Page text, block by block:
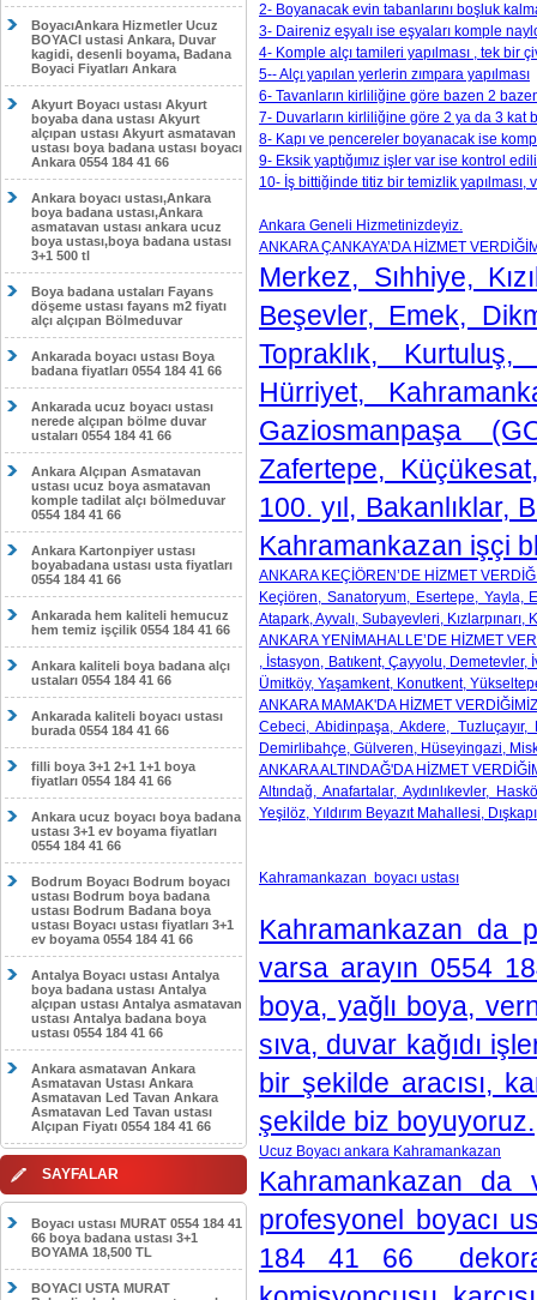
BoyacıAnkara Hizmetler Ucuz
BOYACI ustasi Ankara, Duvar
kagidi, desenli boyama, Badana
Boyaci Fiyatları Ankara
Akyurt Boyacı ustası Akyurt
boyaba dana ustası Akyurt
alçıpan ustası Akyurt asmatavan
ustası boya badana ustası boyacı
Ankara 0554 184 41 66
Ankara boyacı ustası,Ankara
boya badana ustası,Ankara
asmatavan ustası ankara ucuz
boya ustası,boya badana ustası
3+1 500 tl
Boya badana ustaları Fayans
döşeme ustası fayans m2 fiyatı
alçı alçıpan Bölmeduvar
Ankarada boyacı ustası Boya
badana fiyatları 0554 184 41 66
Ankarada ucuz boyacı ustası
nerede alçıpan bölme duvar
ustaları 0554 184 41 66
Ankara Alçıpan Asmatavan
ustası ucuz boya asmatavan
komple tadilat alçı bölmeduvar
0554 184 41 66
Ankara Kartonpiyer ustası
boyabadana ustası usta fiyatları
0554 184 41 66
Ankarada hem kaliteli hemucuz
hem temiz işçilik 0554 184 41 66
Ankara kaliteli boya badana alçı
ustaları 0554 184 41 66
Ankarada kaliteli boyacı ustası
burada 0554 184 41 66
filli boya 3+1 2+1 1+1 boya
fiyatları 0554 184 41 66
Ankara ucuz boyacı boya badana
ustası 3+1 ev boyama fiyatları
0554 184 41 66
Bodrum Boyacı Bodrum boyacı
ustası Bodrum boya badana
ustası Bodrum Badana boya
ustası Boyacı ustası fiyatları 3+1
ev boyama 0554 184 41 66
Antalya Boyacı ustası Antalya
boya badana ustası Antalya
alçıpan ustası Antalya asmatavan
ustası Antalya badana boya
ustası 0554 184 41 66
Ankara asmatavan Ankara
Asmatavan Ustası Ankara
Asmatavan Led Tavan Ankara
Asmatavan Led Tavan ustası
Alçıpan Fiyatı 0554 184 41 66
SAYFALAR
Boyacı ustası MURAT 0554 184 41
66 boya badana ustası 3+1
BOYAMA 18,500 TL
BOYACI USTA MURAT
2- Boyanacak evin tabanlarını boşluk
3- Daireniz eşyalı ise eşyaları komple
4- Komple alçı tamileri yapılması , tek bir
5-- Alçı yapılan yerlerin zımpara yapılması
6- Tavanların kirliliğine göre bazen 2
7- Duvarların kirliliğine göre 2 ya da 3 kat
8- Kapı ve pencereler boyanacak ise
9- Eksik yaptığımız işler var ise kontrol
10- İş bittiğinde titiz bir temizlik yapılması,
Ankara Geneli Hizmetinizdeyiz.
ANKARA ÇANKAYA’DA HİZMET
Merkez, Sıhhiye,
Beşevler, Emek,
Topraklık, Kurtuluş,
Hürriyet,
Gaziosmanpaşa
Zafertepe,
100. yıl, Bakanlıklar,
Kahramankazan işçi
ANKARA KEÇİÖREN’DE HİZMET
Keçiören, Sanatoryum, Esertepe, Yayla,
Atapark, Ayvalı, Subayevleri,
ANKARA YENİMAHALLE’DE HİZMET
, İstasyon, Batıkent, Çayyolu,
Ümitköy, Yaşamkent, Konutkent,
ANKARA MAMAK'DA HİZMET
Cebeci, Abidinpaşa, Akdere,
Demirlibahçe, Gülveren, Hüseyingazi,
ANKARA ALTINDAĞ'DA HİZMET
Altındağ, Anafartalar, Aydınlıkevler,
Yeşilöz, Yıldırım Beyazıt Mahallesi, Dışkapı
Kahramankazan boyacı ustası
Kahramankazan da
varsa arayın 0554
boya, yağlı boya,
sıva, duvar kağıdı
bir şekilde aracısı,
şekilde biz boyuyoruz.
Ucuz Boyacı ankara Kahramankazan
Kahramankazan
profesyonel boyacı
184 41 66